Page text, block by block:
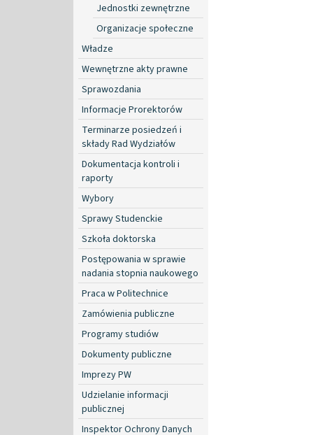
Jednostki zewnętrzne
Organizacje społeczne
Władze
Wewnętrzne akty prawne
Sprawozdania
Informacje Prorektorów
Terminarze posiedzeń i
składy Rad Wydziałów
Dokumentacja kontroli i
raporty
Wybory
Sprawy Studenckie
Szkoła doktorska
Postępowania w sprawie
nadania stopnia naukowego
Praca w Politechnice
Zamówienia publiczne
Programy studiów
Dokumenty publiczne
Imprezy PW
Udzielanie informacji
publicznej
Inspektor Ochrony Danych